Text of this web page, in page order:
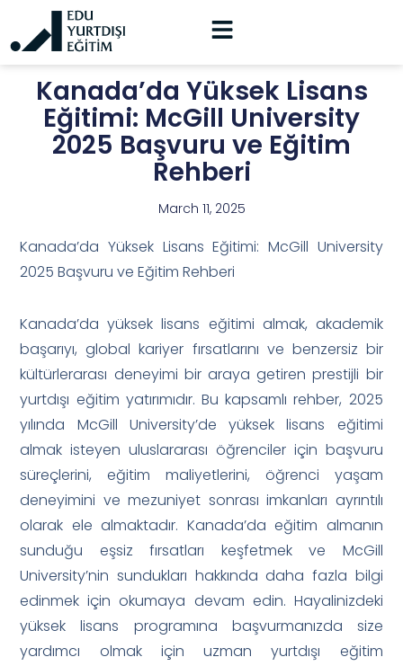
Kanada’da Yüksek Lisans
Eğitimi: McGill University
2025 Başvuru ve Eğitim
Rehberi
March 11, 2025
Kanada’da Yüksek Lisans Eğitimi: McGill University
2025 Başvuru ve Eğitim Rehberi
Kanada’da yüksek lisans eğitimi almak, akademik
başarıyı, global kariyer fırsatlarını ve benzersiz bir
kültürlerarası deneyimi bir araya getiren prestijli bir
yurtdışı eğitim yatırımıdır. Bu kapsamlı rehber, 2025
yılında McGill University’de yüksek lisans eğitimi
almak isteyen uluslararası öğrenciler için başvuru
süreçlerini, eğitim maliyetlerini, öğrenci yaşam
deneyimini ve mezuniyet sonrası imkanları ayrıntılı
olarak ele almaktadır. Kanada’da eğitim almanın
sunduğu eşsiz fırsatları keşfetmek ve McGill
University’nin sundukları hakkında daha fazla bilgi
edinmek için okumaya devam edin. Hayalinizdeki
yüksek lisans programına başvurmanızda size
yardımcı olmak için uzman yurtdışı eğitim